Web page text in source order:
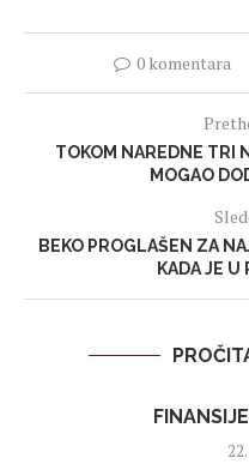
0 komentara
TOKOM NAREDNE TRI
MOGAO
BEKO PROGLAŠEN ZA
KADA JE U